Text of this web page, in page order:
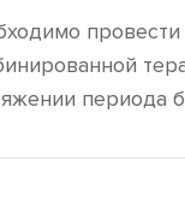
периода